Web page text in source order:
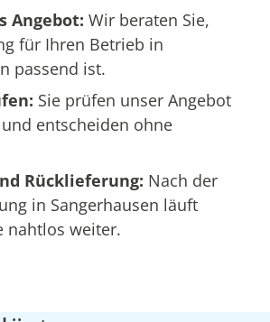
Angebot: Wir beraten Sie,
für Ihren Betrieb in
passend ist.
Sie prüfen unser Angebot
entscheiden ohne
Rücklieferung: Nach der
in Sangerhausen läuft
nahtlos weiter.